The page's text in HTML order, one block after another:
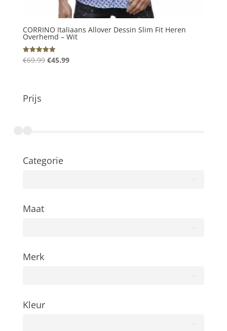
CORRINO Italiaans Allover Dessin Slim Fit Heren
Overhemd – Wit
Gewaardeerd
5.00
€69.99 Oorspronkelijke
€45.99Huidige
Prijs
Categorie
Maat
Merk
Kleur